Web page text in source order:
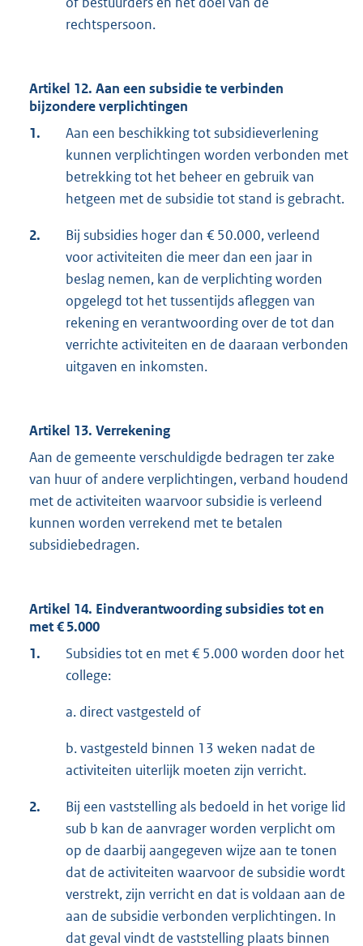
rechtspersoon.
Artikel 12. Aan een subsidie te verbinden
bijzondere verplichtingen
1.
Aan een beschikking tot subsidieverlening
kunnen verplichtingen worden verbonden met
betrekking tot het beheer en gebruik van
hetgeen met de subsidie tot stand is gebracht.
2.
Bij subsidies hoger dan € 50.000, verleend
voor activiteiten die meer dan een jaar in
beslag nemen, kan de verplichting worden
opgelegd tot het tussentijds afleggen van
rekening en verantwoording over de tot dan
verrichte activiteiten en de daaraan verbonden
uitgaven en inkomsten.
Artikel 13. Verrekening
Aan de gemeente verschuldigde bedragen ter zake
van huur of andere verplichtingen, verband houdend
met de activiteiten waarvoor subsidie is verleend
kunnen worden verrekend met te betalen
subsidiebedragen.
Artikel 14. Eindverantwoording subsidies tot en
met € 5.000
1.
Subsidies tot en met € 5.000 worden door het
college:
a. direct vastgesteld of
b. vastgesteld binnen 13 weken nadat de
activiteiten uiterlijk moeten zijn verricht.
2.
Bij een vaststelling als bedoeld in het vorige lid
sub b kan de aanvrager worden verplicht om
op de daarbij aangegeven wijze aan te tonen
dat de activiteiten waarvoor de subsidie wordt
verstrekt, zijn verricht en dat is voldaan aan de
aan de subsidie verbonden verplichtingen. In
dat geval vindt de vaststelling plaats binnen